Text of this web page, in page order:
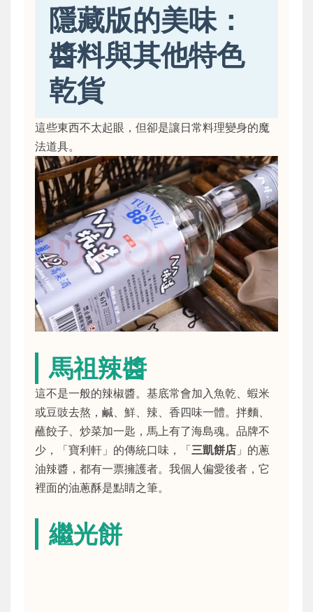
隱藏版的美味：
醬料與其他特色
乾貨
這些東西不太起眼，但卻是讓日常料理變身的魔
法道具。
馬祖辣醬
這不是一般的辣椒醬。基底常會加入魚乾、蝦米
或豆豉去熬，鹹、鮮、辣、香四味一體。拌麵、
蘸餃子、炒菜加一匙，馬上有了海島魂。品牌不
少，「寶利軒」的傳統口味，「三凱餅店 」的蔥
油辣醬，都有一票擁護者。我個人偏愛後者，它
裡面的油蔥酥是點睛之筆。
繼光餅